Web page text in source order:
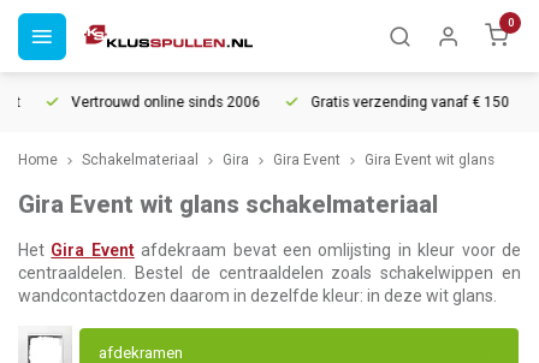
0
Vertrouwd online sinds 2006 Gratis verzending vanaf € 150
Home Schakelmateriaal Gira Gira Event Gira Event wit glans
Gira Event wit glans schakelmateriaal
Het Gira Eventafdekraam bevat een omlijsting in kleur voor de
centraaldelen. Bestel de centraaldelen zoals schakelwippen en
wandcontactdozen daarom in dezelfde kleur: in deze wit glans.
afdekramen